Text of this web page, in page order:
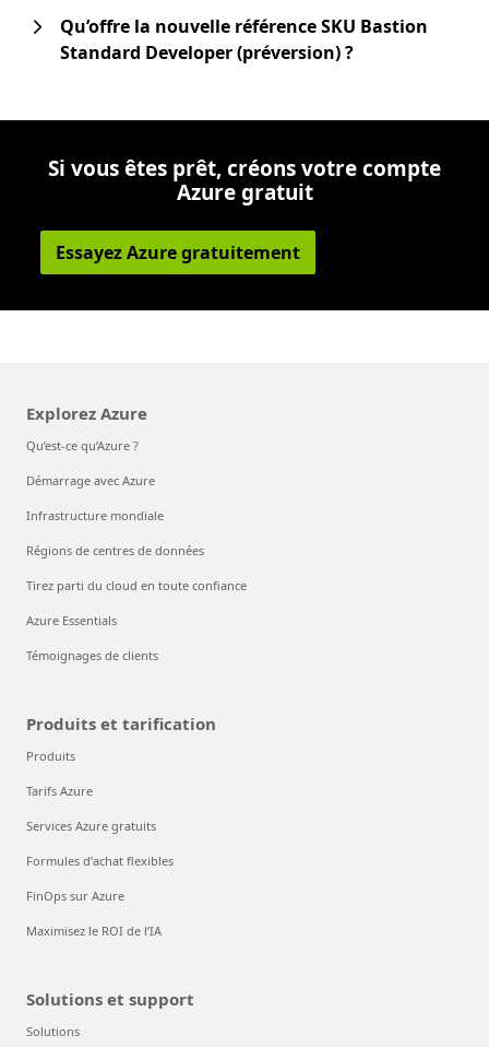
Qu’offre la nouvelle référence SKU Bastion
Standard Developer (préversion) ?
Si vous êtes prêt, créons votre compte
Azure gratuit
Essayez Azure gratuitement
Explorez Azure
Qu’est-ce qu’Azure ?
Démarrage avec Azure
Infrastructure mondiale
Régions de centres de données
Tirez parti du cloud en toute confiance
Azure Essentials
Témoignages de clients
Produits et tarification
Produits
Tarifs Azure
Services Azure gratuits
Formules d’achat flexibles
FinOps sur Azure
Maximisez le ROI de l’IA
Solutions et support
Solutions